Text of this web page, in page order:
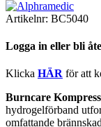
Artikelnr: BC5040
Logga in eller bli
Klicka HÄR för att
Burncare
hydrogelförband
omfattande